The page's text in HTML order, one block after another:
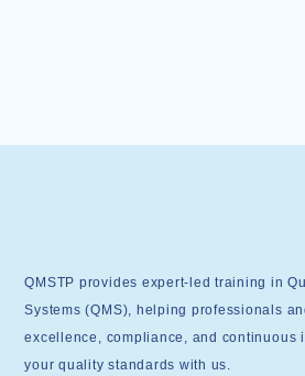
QMSTP provides expert-led training in
Systems (QMS), helping professionals
excellence, compliance, and continuous
your quality standards with us.